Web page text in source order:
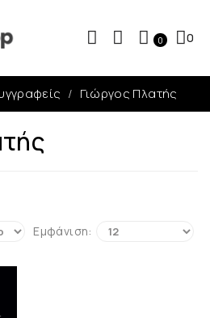
0 0
Γιώργος Πλατής
Εμφάνιση: